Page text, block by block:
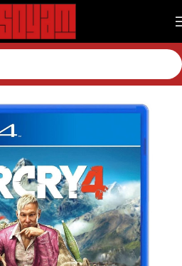
خانه بازی بازی پلی استیشن بازی پلی